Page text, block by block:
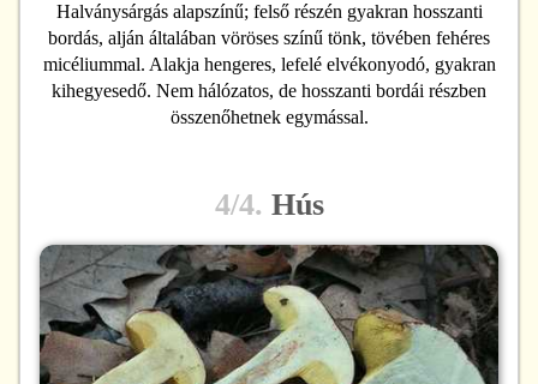
Halványsárgás alapszínű; felső részén gyakran hosszanti
bordás, alján általában vöröses színű tönk, tövében fehéres
micéliummal. Alakja hengeres, lefelé elvékonyodó, gyakran
kihegyesedő. Nem hálózatos, de hosszanti bordái részben
összenőhetnek egymással.
4/4. Hús